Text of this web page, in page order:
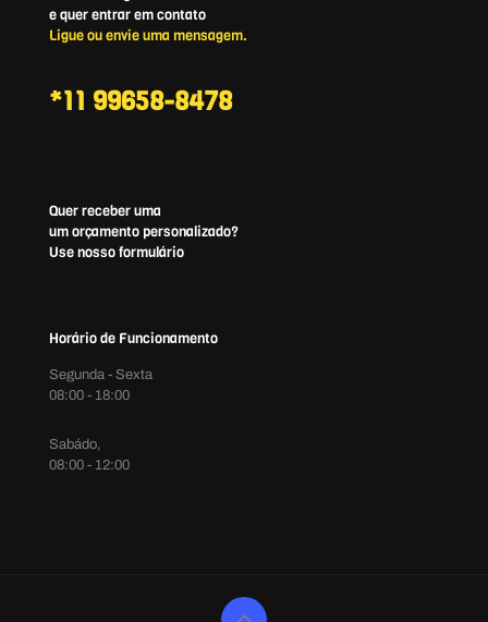
e quer entrar em contato
Ligue ou envie uma mensagem.
*11 99658-8478
Quer receber uma
um orçamento personalizado?
Use nosso formulário
Horário de Funcionamento
Segunda - Sexta
08:00 - 18:00
Sabádo,
08:00 - 12:00